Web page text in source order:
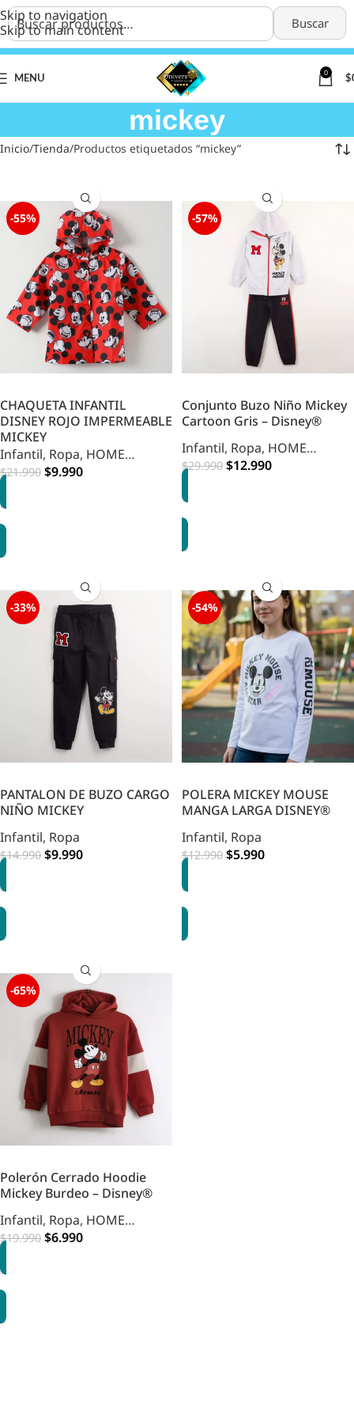
Buscar
Skip to navigation
Skip to main content
MENU
0
$
mickey
Inicio Tienda Productos etiquetados “mickey”
-55%
CHAQUETA INFANTIL
DISNEY ROJO IMPERMEABLE
MICKEY
Infantil, Ropa, HOME
INFANTIL
$21.990 $9.990
-57%
Conjunto Buzo Niño Mickey
Cartoon Gris – Disney®
Infantil, Ropa, HOME
INFANTIL
$29.990 $12.990
-33%
PANTALON DE BUZO CARGO
NIÑO MICKEY
Infantil, Ropa
$14.990 $9.990
-54%
POLERA MICKEY MOUSE
MANGA LARGA DISNEY®
Infantil, Ropa
$12.990 $5.990
-65%
Polerón Cerrado Hoodie
Mickey Burdeo – Disney®
Infantil, Ropa, HOME
INFANTIL
$19.990 $6.990